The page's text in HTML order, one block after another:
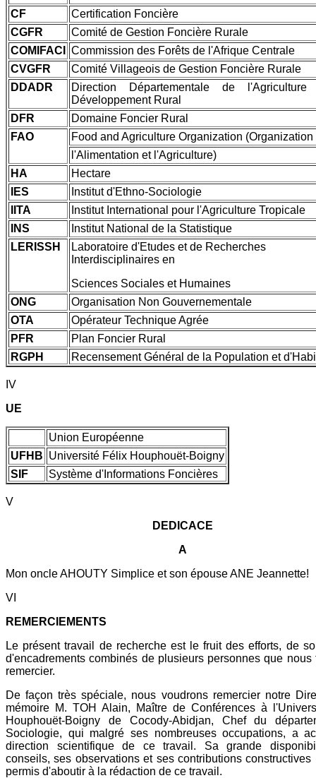
CF
Certification Foncière
CGFR
Comité de Gestion Foncière Rurale
COMIFACI
Commission des Forêts de l'Afrique Centrale
CVGFR
Comité Villageois de Gestion Foncière Rurale
DDADR
Direction Départementale de
Développement Rural
DFR
Domaine Foncier Rural
FAO
Food and Agriculture Organization (Organization
l'Alimentation et l'Agriculture)
HA
Hectare
IES
Institut d'Ethno-Sociologie
IITA
Institut International pour l'Agriculture Tropicale
INS
Institut National de la Statistique
LERISSH
Laboratoire d'Etudes et de Recherches
Interdisciplinaires en
Sciences Sociales et Humaines
ONG
Organisation Non Gouvernementale
OTA
Opérateur Technique Agrée
PFR
Plan Foncier Rural
RGPH
Recensement Général de la Population et
IV
UE
Union Européenne
UFHB Université Félix Houphouët-Boigny
SIF
Système d'Informations Foncières
V
DEDICACE
A
Mon oncle AHOUTY Simplice et son épouse ANE Jeannette!
VI
REMERCIEMENTS
Le présent travail de recherche est le fruit des efforts, de
d'encadrements combinés de plusieurs personnes que nous
remercier.
De façon très spéciale, nous voudrons remercier notre
mémoire M. TOH Alain, Maître de Conférences à
Houphouët-Boigny de Cocody-Abidjan, Chef du
Sociologie, qui malgré ses nombreuses occupations, a
direction scientifique de ce travail. Sa grande
conseils, ses observations et ses contributions constructives
permis d'aboutir à la rédaction de ce travail.